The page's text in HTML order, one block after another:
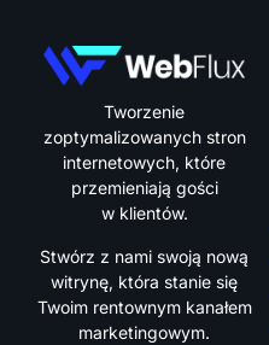
Tworzenie
zoptymalizowanych stron
internetowych, które
przemieniają gości
w klientów.
Stwórz z nami swoją nową
witrynę, która stanie się
Twoim rentownym kanałem
marketingowym.